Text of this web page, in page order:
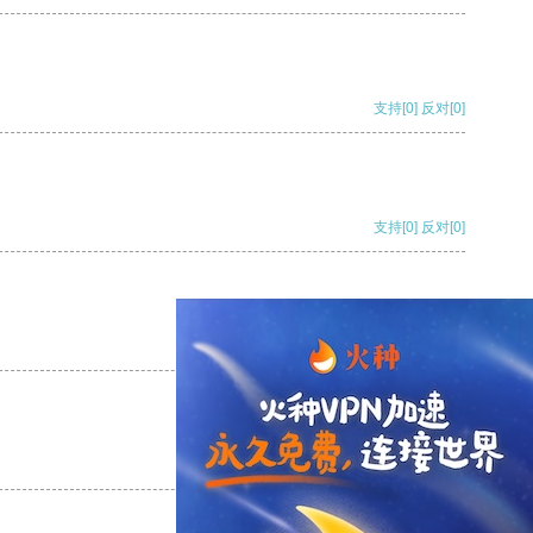
支持[0] 反对[0]
支持[0] 反对[0]
支持
支持[0] 反对[0]